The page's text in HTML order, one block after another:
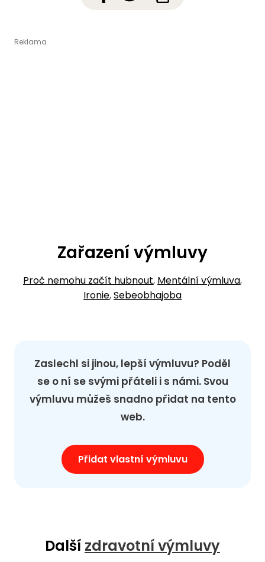
Zařazení výmluvy
Proč nemohu začít hubnout, Mentální výmluva,
Ironie,Sebeobhajoba
Zaslechl si jinou, lepší výmluvu? Poděl
se o ní se svými přáteli i s námi. Svou
výmluvu můžeš snadno přidat na tento
web.
Přidat vlastní výmluvu
Další zdravotní výmluvy